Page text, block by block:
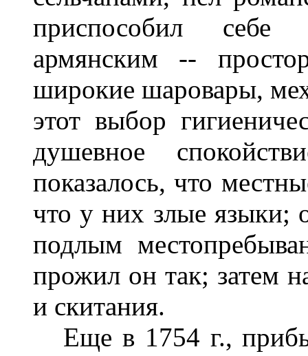
приспособил себе
армянским --
широкие шаровары,
этот выбор
душевное
показалось, что
что у них злые языки;
подлым
прожил он так; затем
и скитания.
Еще в 1754 г.,